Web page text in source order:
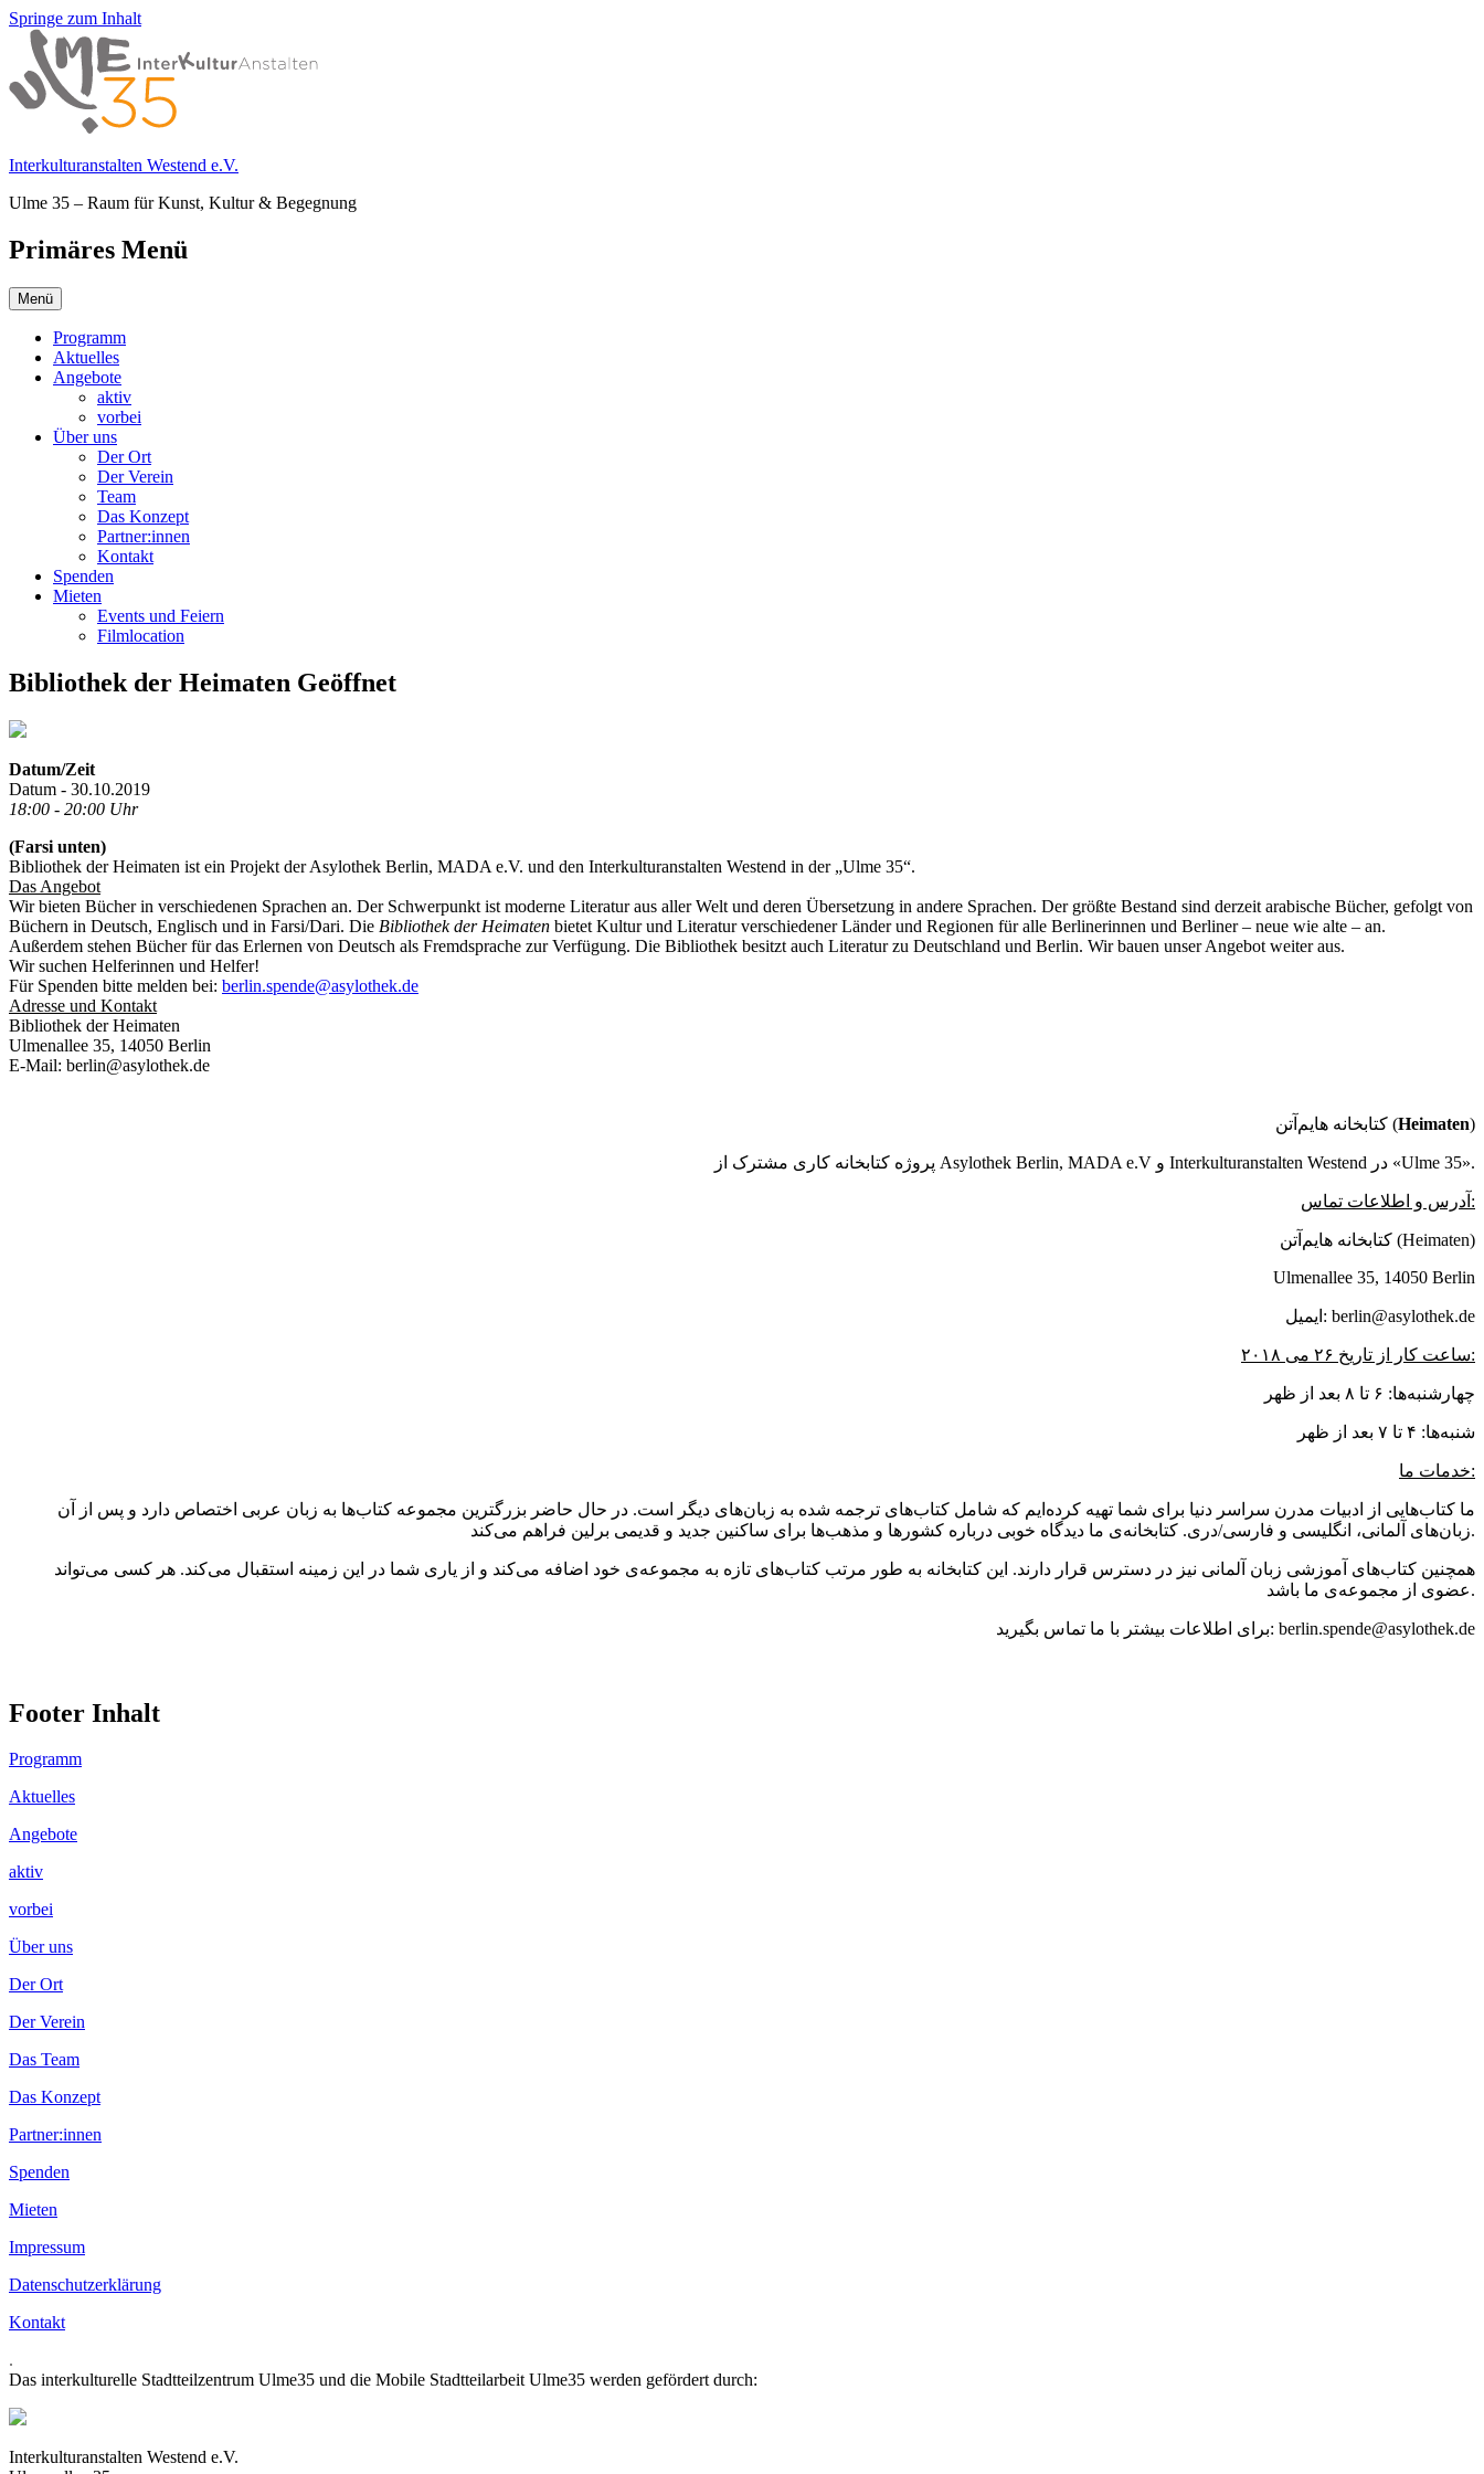
Springe zum Inhalt
Interkulturanstalten Westend e.V.
Ulme 35 – Raum für Kunst, Kultur & Begegnung
Primäres Menü
Menü
Programm
Aktuelles
Angebote
aktiv
vorbei
Über uns
Der Ort
Der Verein
Team
Das Konzept
Partner:innen
Kontakt
Spenden
Mieten
Events und Feiern
Filmlocation
Bibliothek der Heimaten Geöffnet
Datum/Zeit
Datum - 30.10.2019
18:00 - 20:00 Uhr
(Farsi unten)
Bibliothek der Heimaten ist ein Projekt der Asylothek Berlin, MADA e.V. und den Interkulturanstalten Westend in der „Ulme 35“.
Das Angebot
Wir bieten Bücher in verschiedenen Sprachen an. Der Schwerpunkt ist moderne Literatur aus aller Welt und deren Übersetzung in andere Sprachen. Der größte Bestand sind derzeit arabische Bücher, gefolgt von
Büchern in Deutsch, Englisch und in Farsi/Dari. Die Bibliothek der Heimaten bietet Kultur und Literatur verschiedener Länder und Regionen für alle Berlinerinnen und Berliner – neue wie alte – an.
Außerdem stehen Bücher für das Erlernen von Deutsch als Fremdsprache zur Verfügung. Die Bibliothek besitzt auch Literatur zu Deutschland und Berlin. Wir bauen unser Angebot weiter aus.
Wir suchen Helferinnen und Helfer!
Für Spenden bitte melden bei: berlin.spende@asylothek.de
Adresse und Kontakt
Bibliothek der Heimaten
Ulmenallee 35, 14050 Berlin
E-Mail: berlin@asylothek.de
کتابخانه هایم‌آتن (Heimaten)
پروژه کتابخانه کاری مشترک از Asylothek Berlin, MADA e.V و Interkulturanstalten Westend در «Ulme 35».
آدرس و اطلاعات تماس:
کتابخانه هایم‌آتن (Heimaten)
Ulmenallee 35, 14050 Berlin
ایمیل: berlin@asylothek.de
ساعت کار از تاریخ ۲۶ می ۲۰۱۸:
چهارشنبه‌ها: ۶ تا ۸ بعد از ظهر
شنبه‌ها: ۴ تا ۷ بعد از ظهر
خدمات ما:
ما کتاب‌هایی از ادبیات مدرن سراسر دنیا برای شما تهیه کرده‌ایم که شامل کتاب‌های ترجمه شده به زبان‌های دیگر است. در حال حاضر بزرگترین مجموعه کتاب‌ها به زبان عربی اختصاص دارد و پس از آن
زبان‌های آلمانی، انگلیسی و فارسی/دری. کتابخانه‌ی ما دیدگاه خوبی درباره کشورها و مذهب‌ها برای ساکنین جدید و قدیمی برلین فراهم می‌کند.
همچنین کتاب‌های آموزشی زبان آلمانی نیز در دسترس قرار دارند. این کتابخانه به طور مرتب کتاب‌های تازه به مجموعه‌ی خود اضافه می‌کند و از یاری شما در این زمینه استقبال می‌کند. هر کسی می‌تواند
عضوی از مجموعه‌ی ما باشد.
برای اطلاعات بیشتر با ما تماس بگیرید: berlin.spende@asylothek.de
Footer Inhalt
Programm
Aktuelles
Angebote
aktiv
vorbei
Über uns
Der Ort
Der Verein
Das Team
Das Konzept
Partner:innen
Spenden
Mieten
Impressum
Datenschutzerklärung
Kontakt
.
Das interkulturelle Stadtteilzentrum Ulme35 und die Mobile Stadtteilarbeit Ulme35 werden gefördert durch:
Interkulturanstalten Westend e.V.